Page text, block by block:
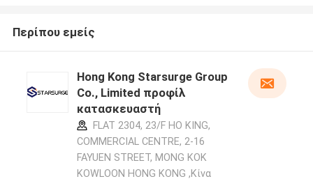
Περίπου εμείς
Hong Kong Starsurge Group
Co., Limited προφίλ
κατασκευαστή
FLAT 2304, 23/F HO KING,
COMMERCIAL CENTRE, 2-16
FAYUEN STREET, MONG KOK
KOWLOON HONG KONG ,Κίνα